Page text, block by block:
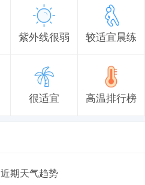
紫外线很弱 较适宜晨练
很适宜 高温排行榜
近期天气趋势